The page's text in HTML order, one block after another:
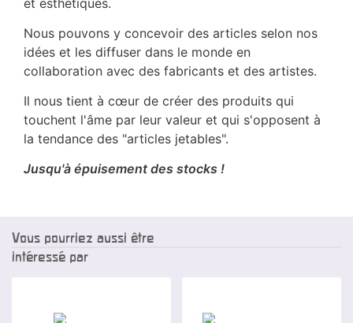
et esthétiques.
Nous pouvons y concevoir des articles selon nos
idées et les diffuser dans le monde en
collaboration avec des fabricants et des artistes.
Il nous tient à cœur de créer des produits qui
touchent l'âme par leur valeur et qui s'opposent à
la tendance des "articles jetables".
Jusqu'à épuisement des stocks !
Vous pourriez aussi être
intéressé par